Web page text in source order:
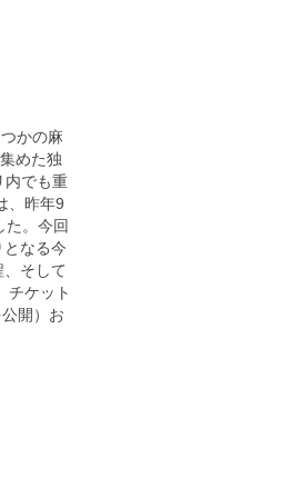
かの麻
めた独
内でも重
、昨年9
た。今回
なる今
そして
チケット
開）お